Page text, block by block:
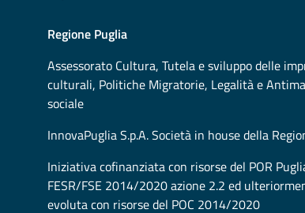
Regione Puglia
Assessorato Cultura, Tutela e sviluppo delle
culturali, Politiche Migratorie, Legalità e
sociale
InnovaPuglia S.p.A. Società in house della
Iniziativa cofinanziata con risorse del POR
FESR/FSE 2014/2020 azione 2.2 ed
evoluta con risorse del POC 2014/2020